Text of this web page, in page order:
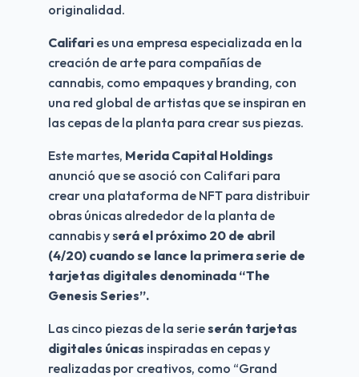
originalidad.
Califari es una empresa especializada en la
creación de arte para compañías de
cannabis, como empaques y branding, con
una red global de artistas que se inspiran en
las cepas de la planta para crear sus piezas.
Este martes, Merida Capital Holdings
anunció que se asoció con Califari para
crear una plataforma de NFT para distribuir
obras únicas alrededor de la planta de
cannabis y será el próximo 20 de abril
(4/20) cuando se lance la primera serie de
tarjetas digitales denominada “The
Genesis Series”.
Las cinco piezas de la serie serán tarjetas
digitales únicas inspiradas en cepas y
realizadas por creativos, como “Grand